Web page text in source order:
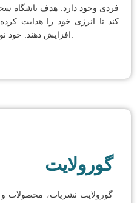
فردی وجود دارد. هدف باشگاه
کند تا انرژی خود را هدایت
گورولایت
گورولایت نشریات، محصولات و